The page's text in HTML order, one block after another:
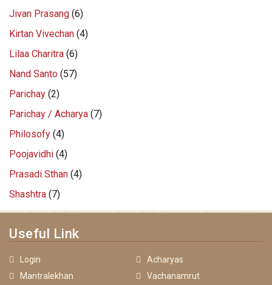
Jivan Prasang (6)
Kirtan Vivechan (4)
Lilaa Charitra (6)
Nand Santo (57)
Parichay (2)
Parichay / Acharya (7)
Philosofy (4)
Poojavidhi (4)
Prasadi Sthan (4)
Shashtra (7)
Useful Link
Login
Acharyas
Mantralekhan
Vachanamrut